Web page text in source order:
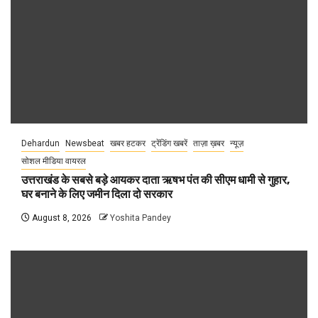
Dehardun Newsbeat खबर हटकर ट्रेंडिंग खबरें ताज़ा ख़बर न्यूज़
सोशल मीडिया वायरल
उत्तराखंड के सबसे बड़े आयकर दाता ऋषभ पंत की सीएम धामी से गुहार,
घर बनाने के लिए जमीन दिला दो सरकार
August 8, 2026 Yoshita Pandey